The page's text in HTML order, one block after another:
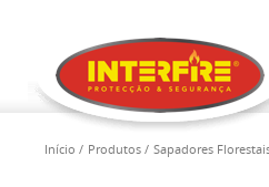
Início Produtos Sapadores